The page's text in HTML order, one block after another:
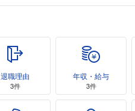
退職理由
3件
年収・給与
3件